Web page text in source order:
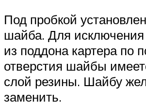
Под пробкой
шайба. Для
из поддона картера по
отверстия шайбы
слой резины. Шайбу
заменить.